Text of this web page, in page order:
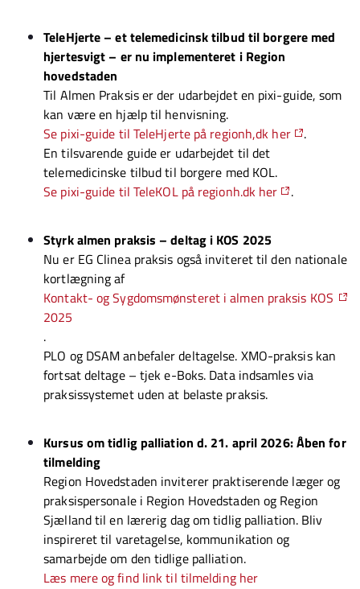
TeleHjerte – et telemedicinsk tilbud til borgere med
hjertesvigt – er nu implementeret i Region
hovedstaden
Til Almen Praksis er der udarbejdet en pixi-guide, som
kan være en hjælp til henvisning.
Se pixi-guide til TeleHjerte på regionh,dk her
.
En tilsvarende guide er udarbejdet til det
telemedicinske tilbud til borgere med KOL.
Se pixi-guide til TeleKOL på regionh.dk her
.
Styrk almen praksis – deltag i KOS 2025
Nu er EG Clinea praksis også inviteret til den nationale
kortlægning af
Kontakt- og Sygdomsmønsteret i almen praksis KOS
2025
.
PLO og DSAM anbefaler deltagelse. XMO-praksis kan
fortsat deltage – tjek e-Boks. Data indsamles via
praksissystemet uden at belaste praksis.
Kursus om tidlig palliation d. 21. april 2026: Åben for
tilmelding
Region Hovedstaden inviterer praktiserende læger og
praksispersonale i Region Hovedstaden og Region
Sjælland til en lærerig dag om tidlig palliation. Bliv
inspireret til varetagelse, kommunikation og
samarbejde om den tidlige palliation.
Læs mere og find link til tilmelding her